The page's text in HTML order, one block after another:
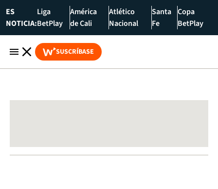
ES
NOTICIA:
Liga
BetPlay
América
de Cali
Atlético
Nacional
Santa
Fe
Copa
BetPlay
SUSCRÍBASE